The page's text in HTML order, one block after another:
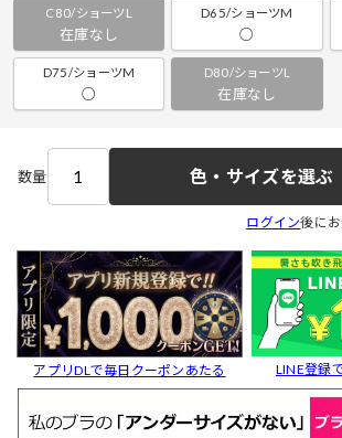
C80/ショーツL
在庫なし
D65/ショーツM
○
D75/ショーツM
○
D80/ショーツL
在庫なし
数量 色・サイズを選ぶ
ログイン後に
アプリDLで毎日クーポンあたる LINE登録